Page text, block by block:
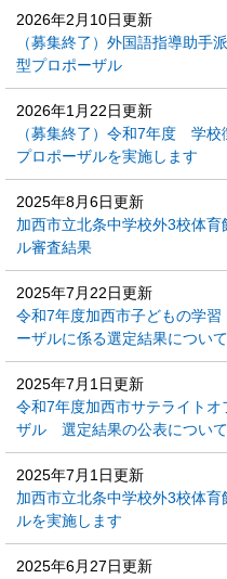
2026年2月10日更新
（募集終了）外国語指導助手
型プロポーザル
2026年1月22日更新
（募集終了）令和7年度 学校
プロポーザルを実施します
2025年8月6日更新
加西市立北条中学校外3校体
ル審査結果
2025年7月22日更新
令和7年度加西市子どもの学
ーザルに係る選定結果について
2025年7月1日更新
令和7年度加西市サテライト
ザル 選定結果の公表について
2025年7月1日更新
加西市立北条中学校外3校体
ルを実施します
2025年6月27日更新